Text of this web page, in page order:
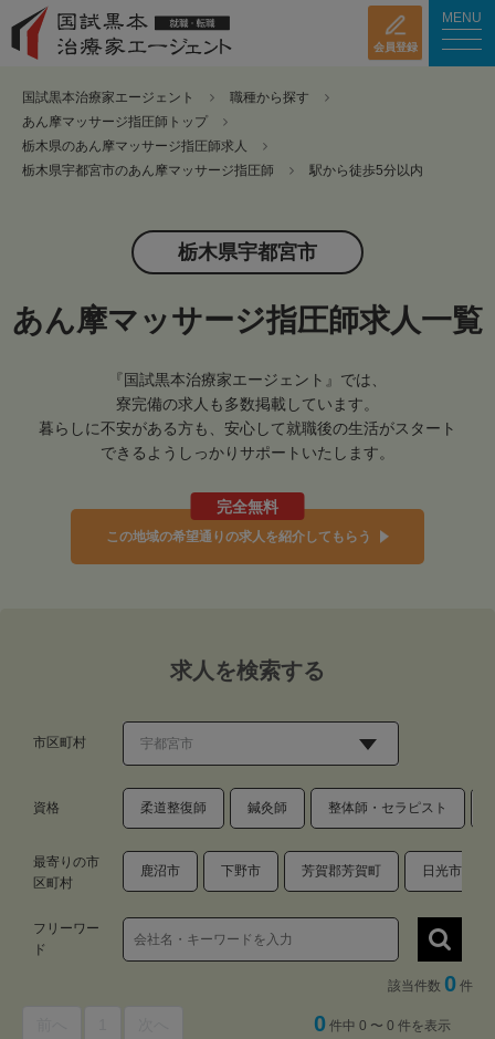
会員登録
MENU
国試黒本治療家エージェント
職種から探す
あん摩マッサージ指圧師トップ
栃木県のあん摩マッサージ指圧師求人
栃木県宇都宮市のあん摩マッサージ指圧師
駅から徒歩5分以内
栃木県宇都宮市
あん摩マッサージ指圧師求人一覧
『国試黒本治療家エージェント』では、
寮完備の求人も多数掲載しています。
暮らしに不安がある方も、安心して就職後の生活がスタート
できるようしっかりサポートいたします。
完全無料
この地域の希望通りの求人を紹介してもらう
求人を検索する
市区町村
資格 柔道整復師 鍼灸師 整体師・セラピスト
最寄りの市
区町村
鹿沼市 下野市 芳賀郡芳賀町 日光市
フリーワー
ド
該当件数 0 件
0 件中 0 〜 0 件を表示